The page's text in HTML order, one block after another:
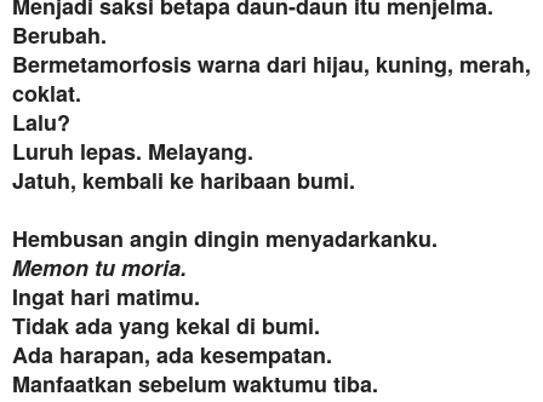
Menjadi saksi betapa daun-daun itu menjelma.
Berubah.
Bermetamorfosis warna dari hijau, kuning, merah,
coklat.
Lalu?
Luruh lepas. Melayang.
Jatuh, kembali ke haribaan bumi.
Hembusan angin dingin menyadarkanku.
Memon tu moria.
Ingat hari matimu.
Tidak ada yang kekal di bumi.
Ada harapan, ada kesempatan.
Manfaatkan sebelum waktumu tiba.